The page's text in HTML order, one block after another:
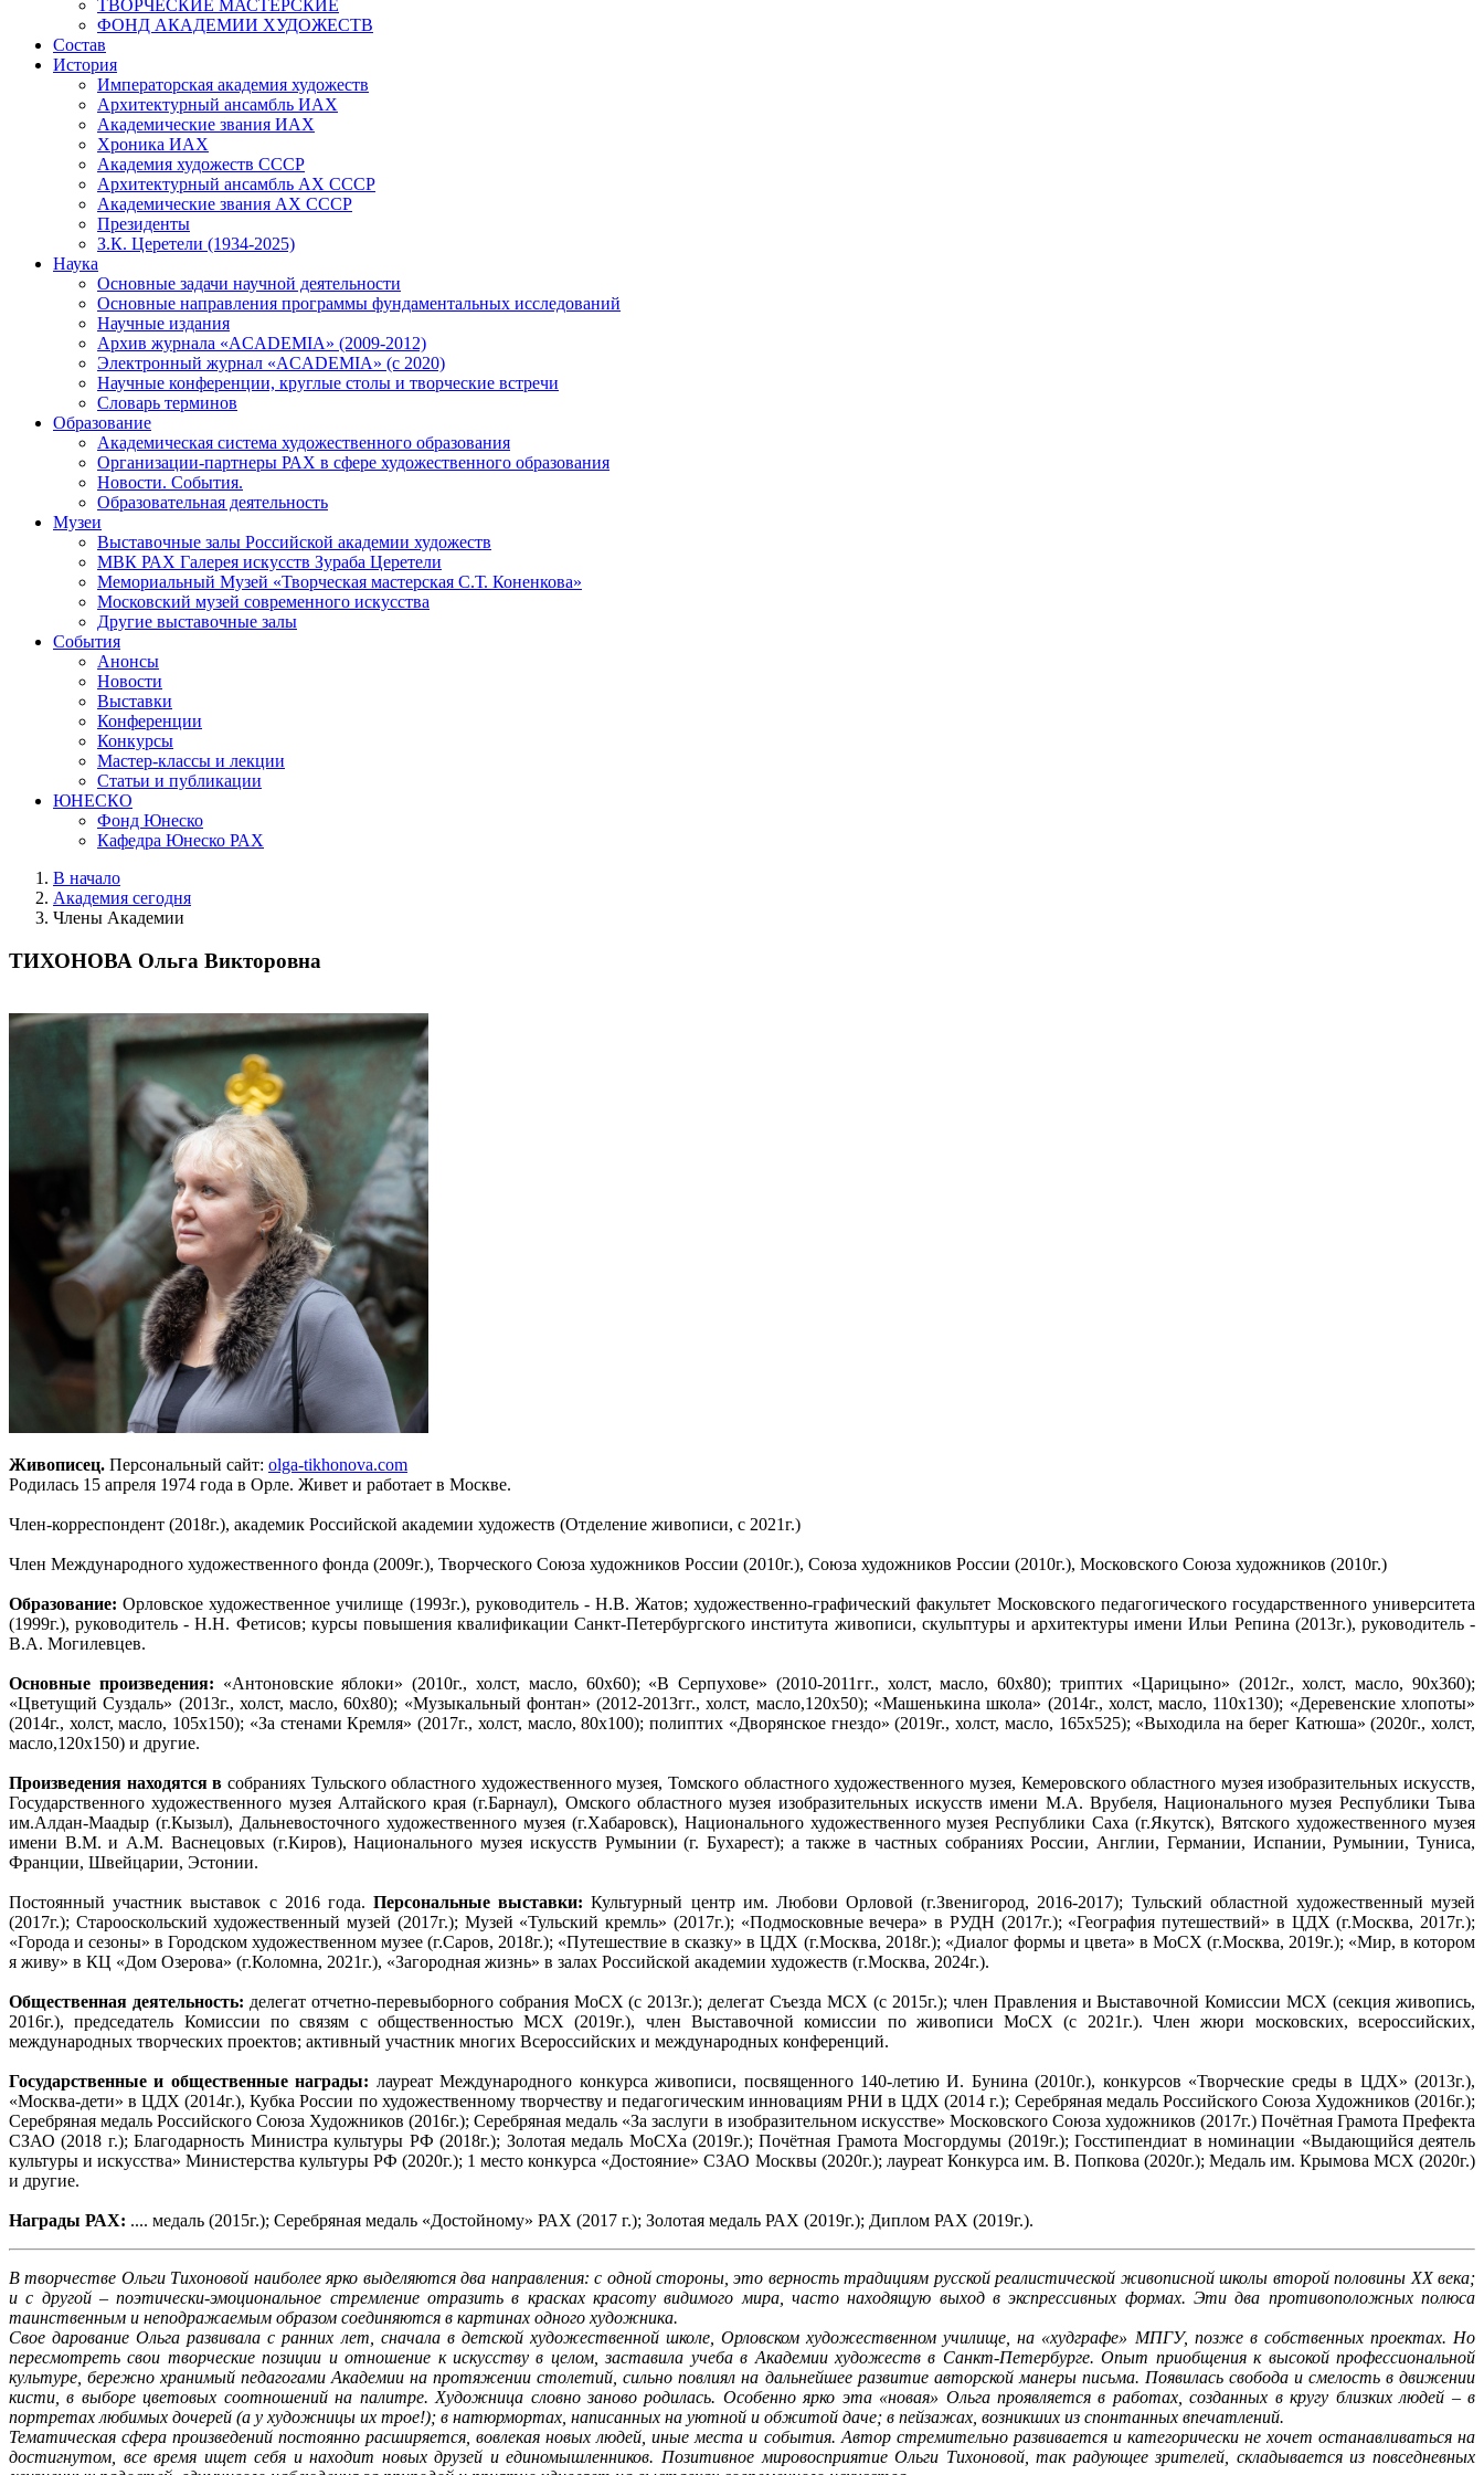
ТВОРЧЕСКИЕ МАСТЕРСКИЕ
ФОНД АКАДЕМИИ ХУДОЖЕСТВ
Состав
История
Императорская академия художеств
Архитектурный ансамбль ИАХ
Академические звания ИАХ
Хроника ИАХ
Академия художеств СССР
Архитектурный ансамбль АХ СССР
Академические звания АХ СССР
Президенты
З.К. Церетели (1934-2025)
Наука
Основные задачи научной деятельности
Основные направления программы фундаментальных исследований
Научные издания
Архив журнала «ACADEMIA» (2009-2012)
Электронный журнал «ACADEMIA» (с 2020)
Научные конференции, круглые столы и творческие встречи
Словарь терминов
Образование
Академическая система художественного образования
Организации-партнеры РАХ в сфере художественного образования
Новости. События.
Образовательная деятельность
Музеи
Выставочные залы Российской академии художеств
МВК РАХ Галерея искусств Зураба Церетели
Мемориальный Музей «Творческая мастерская С.Т. Коненкова»
Московский музей современного искусства
Другие выставочные залы
События
Анонсы
Новости
Выставки
Конференции
Конкурсы
Мастер-классы и лекции
Статьи и публикации
ЮНЕСКО
Фонд Юнеско
Кафедра Юнеско РАХ
В начало
Академия сегодня
Члены Академии
ТИХОНОВА Ольга Викторовна
Живописец. Персональный сайт: olga-tikhonova.com
Родилась 15 апреля 1974 года в Орле. Живет и работает в Москве.
Член-корреспондент (2018г.), академик Российской академии художеств (Отделение живописи, с 2021г.)
Член Международного художественного фонда (2009г.), Творческого Союза художников России (2010г.), Союза художников России (2010г.), Московского Союза художников (2010г.)
Образование: Орловское художественное училище (1993г.), руководитель - Н.В. Жатов; художественно-графический факультет Московского педагогического государственного университета
(1999г.), руководитель - Н.Н. Фетисов; курсы повышения квалификации Санкт-Петербургского института живописи, скульптуры и архитектуры имени Ильи Репина (2013г.), руководитель -
В.А. Могилевцев.
Основные произведения: «Антоновские яблоки» (2010г., холст, масло, 60х60); «В Серпухове» (2010-2011гг., холст, масло, 60х80); триптих «Царицыно» (2012г., холст, масло, 90х360);
«Цветущий Суздаль» (2013г., холст, масло, 60х80); «Музыкальный фонтан» (2012-2013гг., холст, масло,120х50); «Машенькина школа» (2014г., холст, масло, 110х130); «Деревенские хлопоты»
(2014г., холст, масло, 105х150); «За стенами Кремля» (2017г., холст, масло, 80х100); полиптих «Дворянское гнездо» (2019г., холст, масло, 165х525); «Выходила на берег Катюша» (2020г., холст,
масло,120х150) и другие.
Произведения находятся в собраниях Тульского областного художественного музея, Томского областного художественного музея, Кемеровского областного музея изобразительных искусств,
Государственного художественного музея Алтайского края (г.Барнаул), Омского областного музея изобразительных искусств имени М.А. Врубеля, Национального музея Республики Тыва
им.Алдан-Маадыр (г.Кызыл), Дальневосточного художественного музея (г.Хабаровск), Национального художественного музея Республики Саха (г.Якутск), Вятского художественного музея
имени В.М. и А.М. Васнецовых (г.Киров), Национального музея искусств Румынии (г. Бухарест); а также в частных собраниях России, Англии, Германии, Испании, Румынии, Туниса,
Франции, Швейцарии, Эстонии.
Постоянный участник выставок с 2016 года. Персональные выставки: Культурный центр им. Любови Орловой (г.Звенигород, 2016-2017); Тульский областной художественный музей
(2017г.); Старооскольский художественный музей (2017г.); Музей «Тульский кремль» (2017г.); «Подмосковные вечера» в РУДН (2017г.); «География путешествий» в ЦДХ (г.Москва, 2017г.);
«Города и сезоны» в Городском художественном музее (г.Саров, 2018г.); «Путешествие в сказку» в ЦДХ (г.Москва, 2018г.); «Диалог формы и цвета» в МоСХ (г.Москва, 2019г.); «Мир, в котором
я живу» в КЦ «Дом Озерова» (г.Коломна, 2021г.), «Загородная жизнь» в залах Российской академии художеств (г.Москва, 2024г.).
Общественная деятельность: делегат отчетно-перевыборного собрания МоСХ (с 2013г.); делегат Съезда МСХ (с 2015г.); член Правления и Выставочной Комиссии МСХ (секция живопись,
2016г.), председатель Комиссии по связям с общественностью МСХ (2019г.), член Выставочной комиссии по живописи МоСХ (с 2021г.). Член жюри московских, всероссийских,
международных творческих проектов; активный участник многих Всероссийских и международных конференций.
Государственные и общественные награды: лауреат Международного конкурса живописи, посвященного 140-летию И. Бунина (2010г.), конкурсов «Творческие среды в ЦДХ» (2013г.),
«Москва-дети» в ЦДХ (2014г.), Кубка России по художественному творчеству и педагогическим инновациям РНИ в ЦДХ (2014 г.); Серебряная медаль Российского Союза Художников (2016г.);
Серебряная медаль Российского Союза Художников (2016г.); Серебряная медаль «За заслуги в изобразительном искусстве» Московского Союза художников (2017г.) Почётная Грамота Префекта
СЗАО (2018 г.); Благодарность Министра культуры РФ (2018г.); Золотая медаль МоСХа (2019г.); Почётная Грамота Мосгордумы (2019г.); Госстипендиат в номинации «Выдающийся деятель
культуры и искусства» Министерства культуры РФ (2020г.); 1 место конкурса «Достояние» СЗАО Москвы (2020г.); лауреат Конкурса им. В. Попкова (2020г.); Медаль им. Крымова МСХ (2020г.)
и другие.
Награды РАХ: .... медаль (2015г.); Серебряная медаль «Достойному» РАХ (2017 г.); Золотая медаль РАХ (2019г.); Диплом РАХ (2019г.).
В творчестве Ольги Тихоновой наиболее ярко выделяются два направления: с одной стороны, это верность традициям русской реалистической живописной школы второй половины ХХ века;
и с другой – поэтически-эмоциональное стремление отразить в красках красоту видимого мира, часто находящую выход в экспрессивных формах. Эти два противоположных полюса
таинственным и неподражаемым образом соединяются в картинах одного художника.
Свое дарование Ольга развивала с ранних лет, сначала в детской художественной школе, Орловском художественном училище, на «худграфе» МПГУ, позже в собственных проектах. Но
пересмотреть свои творческие позиции и отношение к искусству в целом, заставила учеба в Академии художеств в Санкт-Петербурге. Опыт приобщения к высокой профессиональной
культуре, бережно хранимый педагогами Академии на протяжении столетий, сильно повлиял на дальнейшее развитие авторской манеры письма. Появилась свобода и смелость в движении
кисти, в выборе цветовых соотношений на палитре. Художница словно заново родилась. Особенно ярко эта «новая» Ольга проявляется в работах, созданных в кругу близких людей – в
портретах любимых дочерей (а у художницы их трое!); в натюрмортах, написанных на уютной и обжитой даче; в пейзажах, возникших из спонтанных впечатлений.
Тематическая сфера произведений постоянно расширяется, вовлекая новых людей, иные места и события. Автор стремительно развивается и категорически не хочет останавливаться на
достигнутом, все время ищет себя и находит новых друзей и единомышленников. Позитивное мировосприятие Ольги Тихоновой, так радующее зрителей, складывается из повседневных